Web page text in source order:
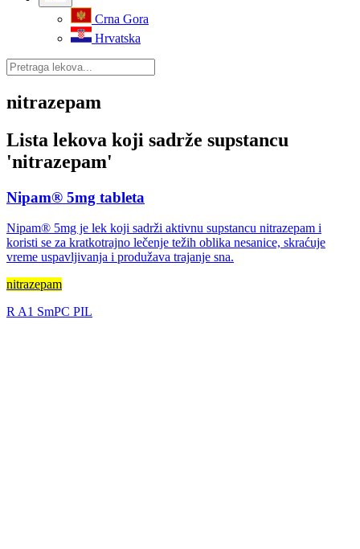
Crna Gora
Hrvatska
nitrazepam
Lista lekova koji sadrže supstancu
'nitrazepam'
Nipam® 5mg tableta
Nipam® 5mg je lek koji sadrži aktivnu supstancu nitrazepam i
koristi se za kratkotrajno lečenje težih oblika nesanice, skraćuje
vreme uspavljivanja i produžava trajanje sna.
nitrazepam
RA1 SmPC PIL